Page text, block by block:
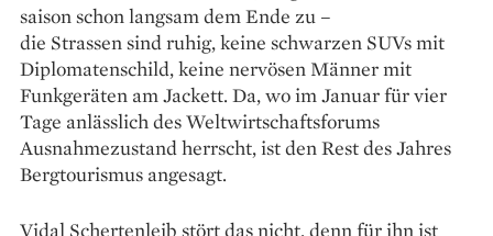
saison schon langsam dem Ende zu –
die Strassen sind ruhig, keine schwarzen SUVs mit
Diplomatenschild, keine nervösen Männer mit
Funkgeräten am Jackett. Da, wo im ­Januar für vier
Tage anlässlich des Weltwirtschafts­forums
Ausnahmezustand herrscht, ist den Rest des ­Jahres
Bergtourismus angesagt.
Vidal Schertenleib stört das nicht, denn für ihn ist